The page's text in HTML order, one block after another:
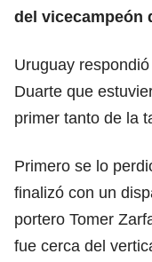
del vicecampeón
Uruguay
Duarte que
primer tanto de la
Primero se lo
finalizó con un
portero Tomer
fue cerca del